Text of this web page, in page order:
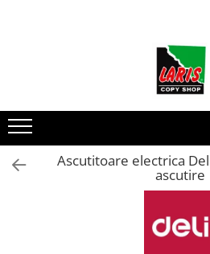
Instrumente de scris
Rollere & Finelinere
Finelinere
Rollere
Ascutitoare electrica
ascutire